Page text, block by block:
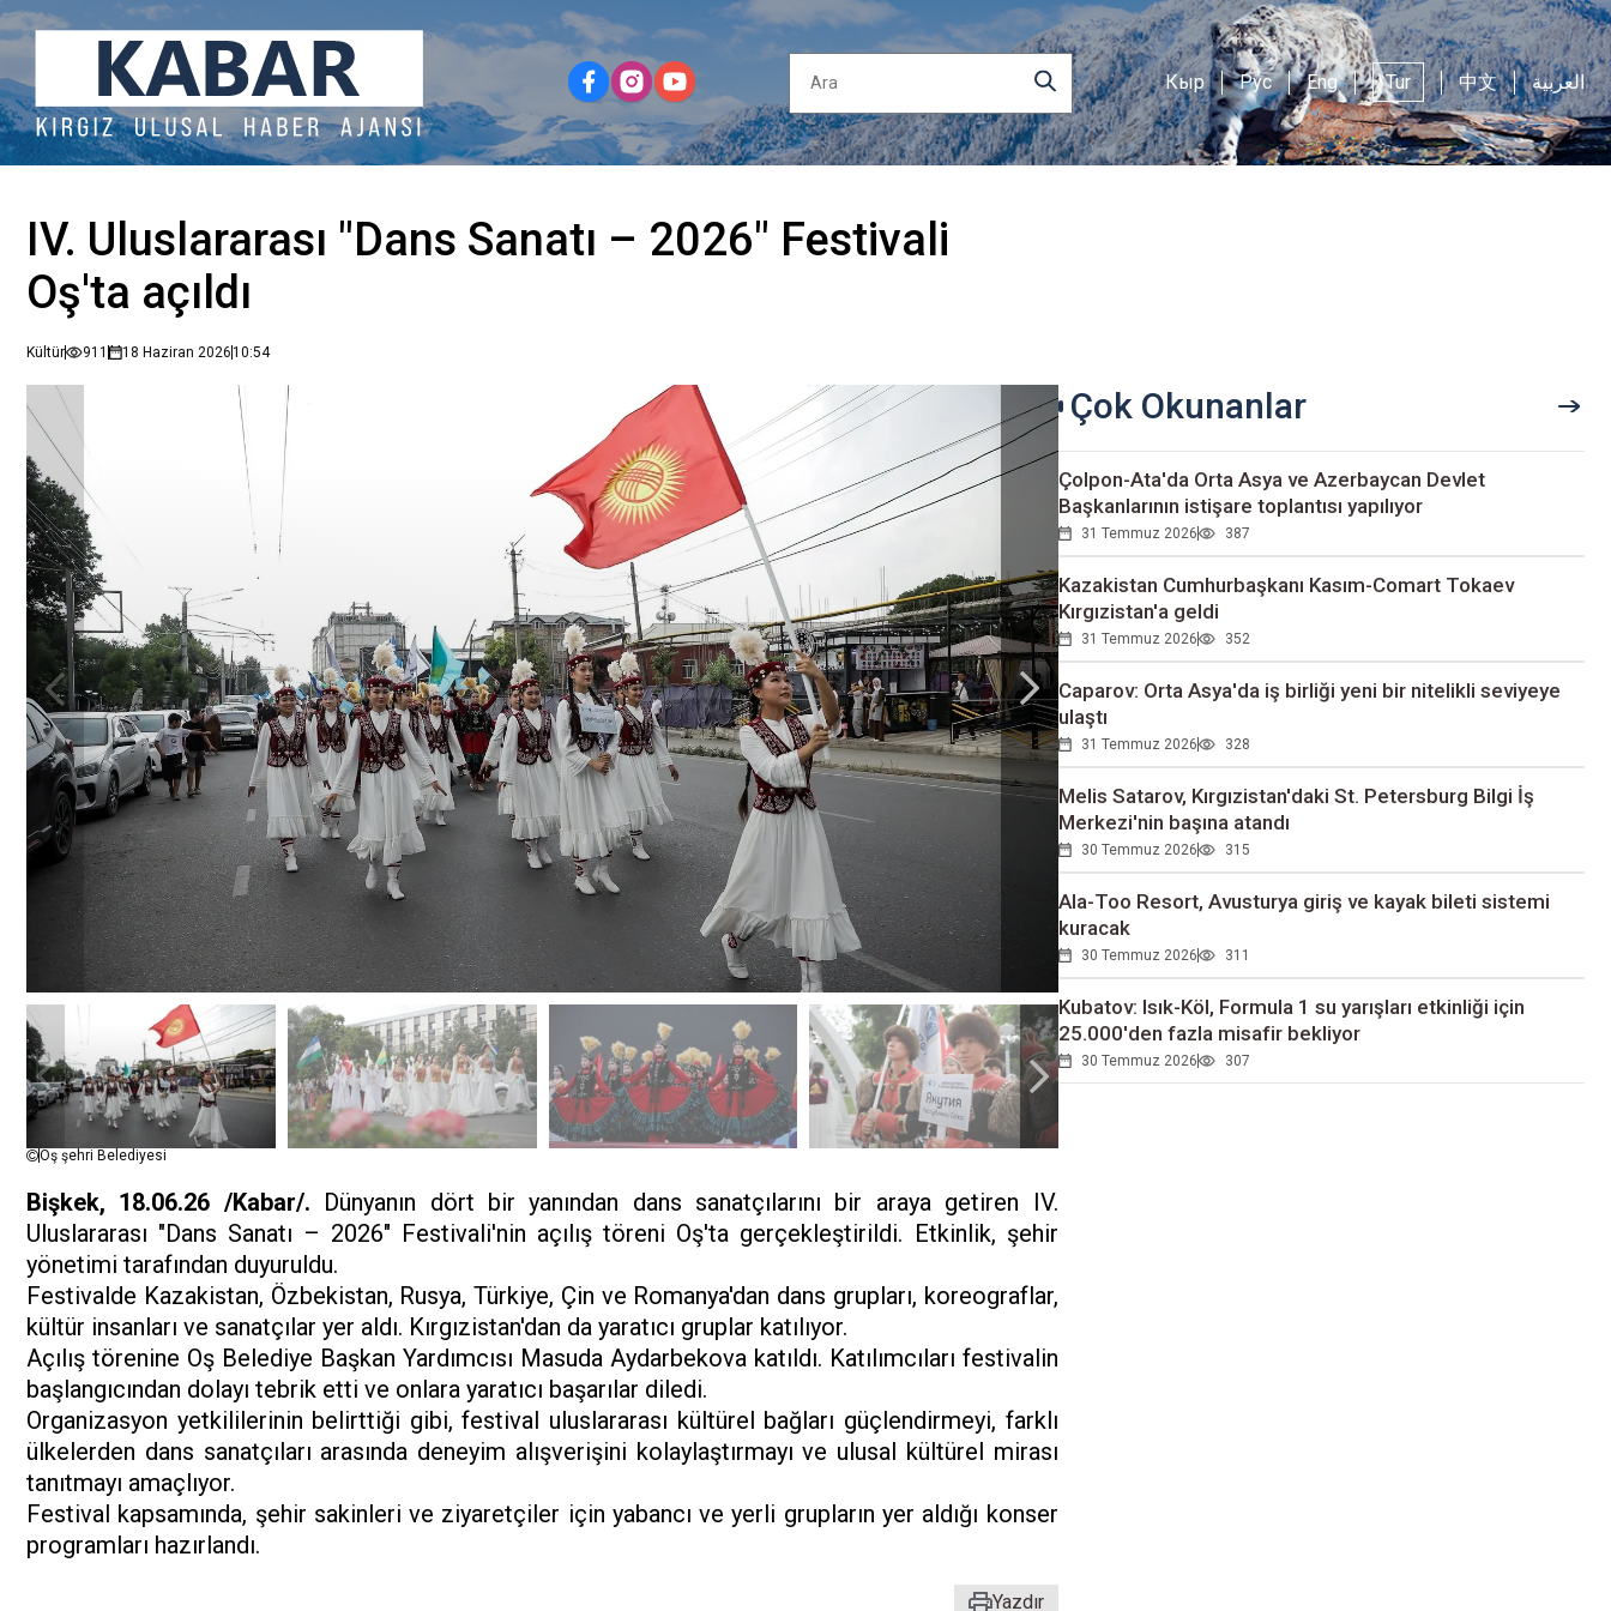
Кыр Рус Eng Tur 中文 العربية
IV. Uluslararası "Dans Sanatı – 2026" Festivali
Oş'ta açıldı
Kültür 911 18 Haziran 202610:54
Oş şehri Belediyesi
Bişkek, 18.06.26 /Kabar/. Dünyanın dört bir yanından dans sanatçılarını bir araya getiren IV.
Uluslararası "Dans Sanatı – 2026" Festivali'nin açılış töreni Oş'ta gerçekleştirildi. Etkinlik, şehir
yönetimi tarafından duyuruldu.
Festivalde Kazakistan, Özbekistan, Rusya, Türkiye, Çin ve Romanya'dan dans grupları, koreograflar,
kültür insanları ve sanatçılar yer aldı. Kırgızistan'dan da yaratıcı gruplar katılıyor.
Açılış törenine Oş Belediye Başkan Yardımcısı Masuda Aydarbekova katıldı. Katılımcıları festivalin
başlangıcından dolayı tebrik etti ve onlara yaratıcı başarılar diledi.
Organizasyon yetkililerinin belirttiği gibi, festival uluslararası kültürel bağları güçlendirmeyi, farklı
ülkelerden dans sanatçıları arasında deneyim alışverişini kolaylaştırmayı ve ulusal kültürel mirası
tanıtmayı amaçlıyor.
Festival kapsamında, şehir sakinleri ve ziyaretçiler için yabancı ve yerli grupların yer aldığı konser
programları hazırlandı.
Yazdır
Çok Okunanlar
Çolpon-Ata'da Orta Asya ve Azerbaycan Devlet
Başkanlarının istişare toplantısı yapılıyor
31 Temmuz 2026 387
Kazakistan Cumhurbaşkanı Kasım-Comart Tokaev
Kırgızistan'a geldi
31 Temmuz 2026 352
Caparov: Orta Asya'da iş birliği yeni bir nitelikli seviyeye
ulaştı
31 Temmuz 2026 328
Melis Satarov, Kırgızistan'daki St. Petersburg Bilgi İş
Merkezi'nin başına atandı
30 Temmuz 2026 315
Ala-Too Resort, Avusturya giriş ve kayak bileti sistemi
kuracak
30 Temmuz 2026 311
Kubatov: Isık-Köl, Formula 1 su yarışları etkinliği için
25.000'den fazla misafir bekliyor
30 Temmuz 2026 307